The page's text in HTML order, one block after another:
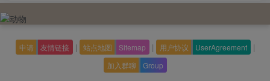
申请 友情链接 | 站点地图 Sitemap | 用户协议 UserAgreement |
加入群聊 Group